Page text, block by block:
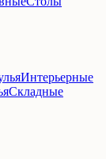
Интерьерные
Складные